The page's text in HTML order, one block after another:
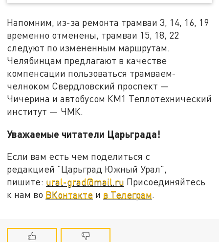
Напомним, из-за ремонта трамваи 3, 14, 16, 19
временно отменены, трамваи 15, 18, 22
следуют по измененным маршрутам.
Челябинцам предлагают в качестве
компенсации пользоваться трамваем-
челноком Свердловский проспект —
Чичерина и автобусом КМ1 Теплотехнический
институт — ЧМК.
Уважаемые читатели Царьграда!
Если вам есть чем поделиться с
редакцией "Царьград Южный Урал",
пишите: ural-grad@mail.ru Присоединяйтесь
к нам во ВКонтакте и в Телеграм.